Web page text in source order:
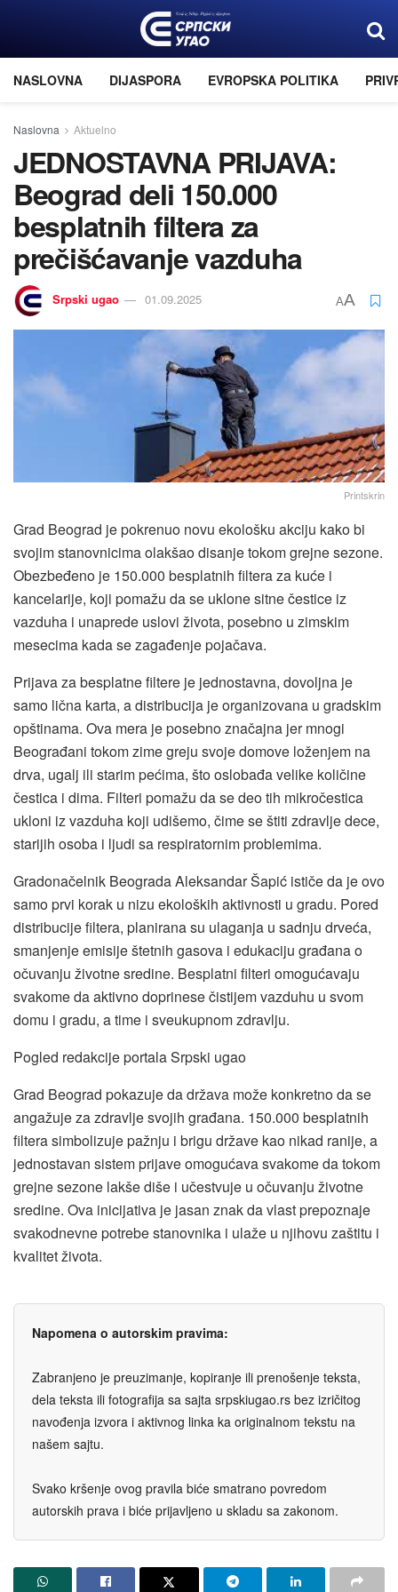
NASLOVNA DIJASPORA EVROPSKA POLITIKA
Naslovna Aktuelno
JEDNOSTAVNA PRIJAVA:
Beograd deli 150.000
besplatnih filtera za
prečišćavanje vazduha
Srpski ugao 01.09.2025 AA
Printskrin
Grad Beograd je pokrenuo novu ekološku akciju kako bi
svojim stanovnicima olakšao disanje tokom grejne sezone.
Obezbeđeno je 150.000 besplatnih filtera za kuće i
kancelarije, koji pomažu da se uklone sitne čestice iz
vazduha i unaprede uslovi života, posebno u zimskim
mesecima kada se zagađenje pojačava.
Prijava za besplatne filtere je jednostavna, dovoljna je
samo lična karta, a distribucija je organizovana u gradskim
opštinama. Ova mera je posebno značajna jer mnogi
Beograđani tokom zime greju svoje domove loženjem na
drva, ugalj ili starim pećima, što oslobađa velike količine
čestica i dima. Filteri pomažu da se deo tih mikročestica
ukloni iz vazduha koji udišemo, čime se štiti zdravlje dece,
starijih osoba i ljudi sa respiratornim problemima.
Gradonačelnik Beograda Aleksandar Šapić ističe da je ovo
samo prvi korak u nizu ekoloških aktivnosti u gradu. Pored
distribucije filtera, planirana su ulaganja u sadnju drveća,
smanjenje emisije štetnih gasova i edukaciju građana o
očuvanju životne sredine. Besplatni filteri omogućavaju
svakome da aktivno doprinese čistijem vazduhu u svom
domu i gradu, a time i sveukupnom zdravlju.
Pogled redakcije portala Srpski ugao
Grad Beograd pokazuje da država može konkretno da se
angažuje za zdravlje svojih građana. 150.000 besplatnih
filtera simbolizuje pažnju i brigu države kao nikad ranije, a
jednostavan sistem prijave omogućava svakome da tokom
grejne sezone lakše diše i učestvuje u očuvanju životne
sredine. Ova inicijativa je jasan znak da vlast prepoznaje
svakodnevne potrebe stanovnika i ulaže u njihovu zaštitu i
kvalitet života.
Napomena o autorskim pravima:
Zabranjeno je preuzimanje, kopiranje ili prenošenje teksta,
dela teksta ili fotografija sa sajta srpskiugao.rs bez izričitog
navođenja izvora i aktivnog linka ka originalnom tekstu na
našem sajtu.
Svako kršenje ovog pravila biće smatrano povredom
autorskih prava i biće prijavljeno u skladu sa zakonom.